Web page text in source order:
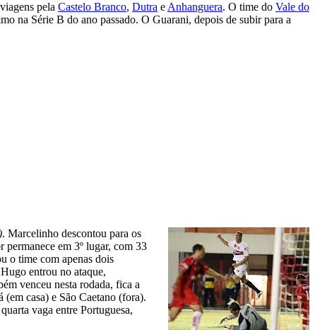
pela Castelo Branco, Dutra e Anhanguera. O time do Vale do
na Série B do ano passado. O Guarani, depois de subir para a
. Marcelinho descontou para os
permanece em 3º lugar, com 33
o time com apenas dois
entrou no ataque,
venceu nesta rodada, fica a
casa) e São Caetano (fora).
vaga entre Portuguesa,